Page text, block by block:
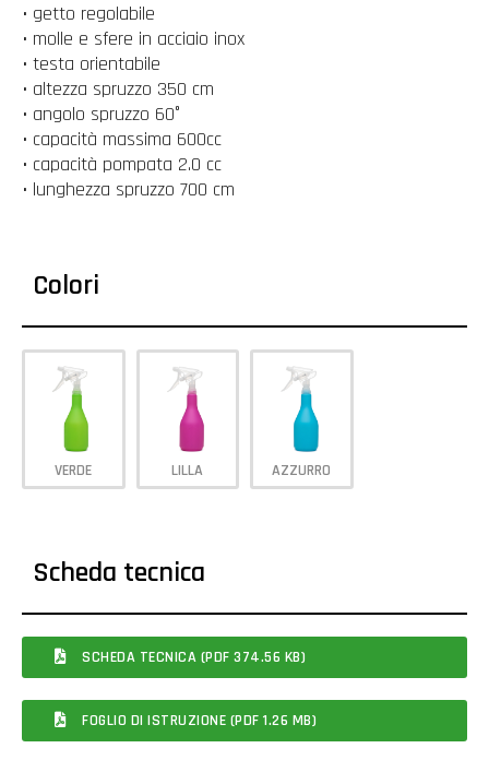
• getto regolabile
• molle e sfere in acciaio inox
• testa orientabile
• altezza spruzzo 350 cm
• angolo spruzzo 60°
• capacità massima 600cc
• capacità pompata 2.0 cc
• lunghezza spruzzo 700 cm
Colori
VERDE LILLA AZZURRO
Scheda tecnica
SCHEDA TECNICA (PDF 374.56 KB)
FOGLIO DI ISTRUZIONE (PDF 1.26 MB)